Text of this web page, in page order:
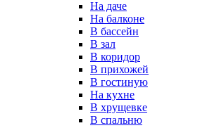
На даче
На балконе
В бассейн
В зал
В коридор
В прихожей
В гостиную
На кухне
В хрущевке
В спальню